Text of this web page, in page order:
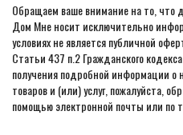
Обращаем ваше внимание на то, что
Дом Мне носит исключительно
условиях не является публичной
Статьи 437 п.2 Гражданского
получения подробной информации о
товаров и (или) услуг, пожалуйста,
помощью электронной почты или по